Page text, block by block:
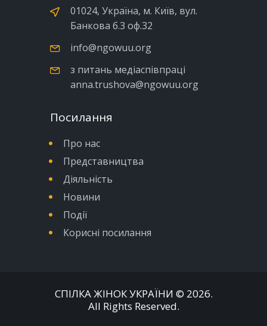
01024, Україна, м. Київ, вул.
Банкова б.3 оф.32
info@ngowuu.org
з питань медіаспівпраці
anna.trushova@ngowuu.org
Посилання
Про нас
Представництва
Діяльність
Новини
Події
Корисні посилання
СПІЛКА ЖІНОК УКРАЇНИ © 2026.
All Rights Reserved.